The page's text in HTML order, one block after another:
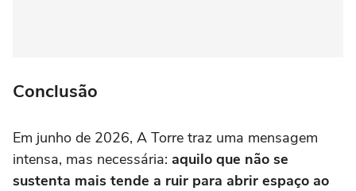
Conclusão
Em junho de 2026, A Torre traz uma mensagem
intensa, mas necessária: aquilo que não se
sustenta mais tende a ruir para abrir espaço ao